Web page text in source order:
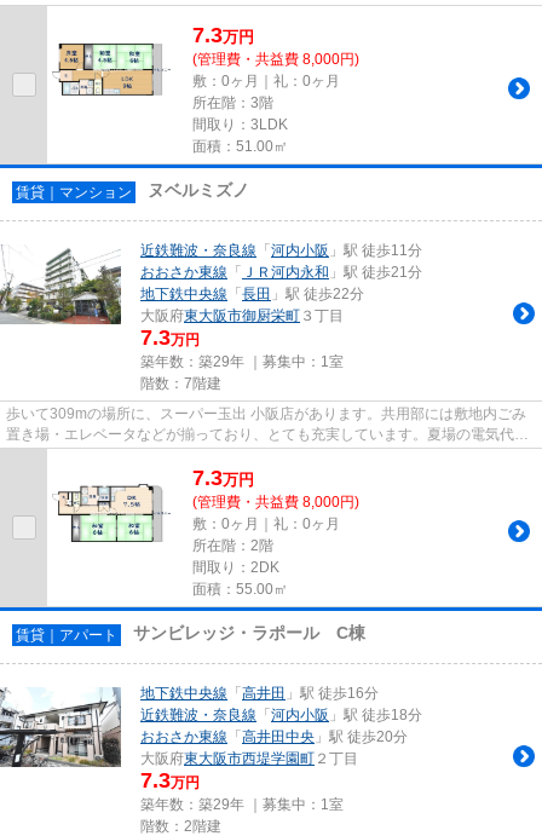
サービスが揃っているので便利...
7.3万円
(管理費・共益費 8,000円)
敷：0ヶ月｜礼：0ヶ月
所在階：3階
間取り：3LDK
面積：51.00㎡
賃貸｜マンション ヌベルミズノ
近鉄難波・奈良線 「河内小阪 」駅 徒歩11分
おおさか東線 「 ＪＲ河内永和 」駅 徒歩21分
地下鉄中央線 「長田 」駅 徒歩22分
大阪府東大阪市御厨栄町 ３丁目
7.3万円
築年数：築29年 ｜募集中： 1室
階数：7階建
歩いて309mの場所に、スーパー玉出 小阪店があります。共用部には敷地内ごみ
置き場・エレベータなどが揃っており、とても充実しています。夏場の電気代も
安く抑えられる通風良好で快適...
7.3万円
(管理費・共益費 8,000円)
敷：0ヶ月｜礼：0ヶ月
所在階：2階
間取り：2DK
面積：55.00㎡
賃貸｜アパート サンビレッジ・ラポール C棟
地下鉄中央線 「高井田 」駅 徒歩16分
近鉄難波・奈良線 「河内小阪 」駅 徒歩18分
おおさか東線 「高井田中央 」駅 徒歩20分
大阪府東大阪市西堤学園町 ２丁目
7.3万円
築年数：築29年 ｜募集中： 1室
階数：2階建